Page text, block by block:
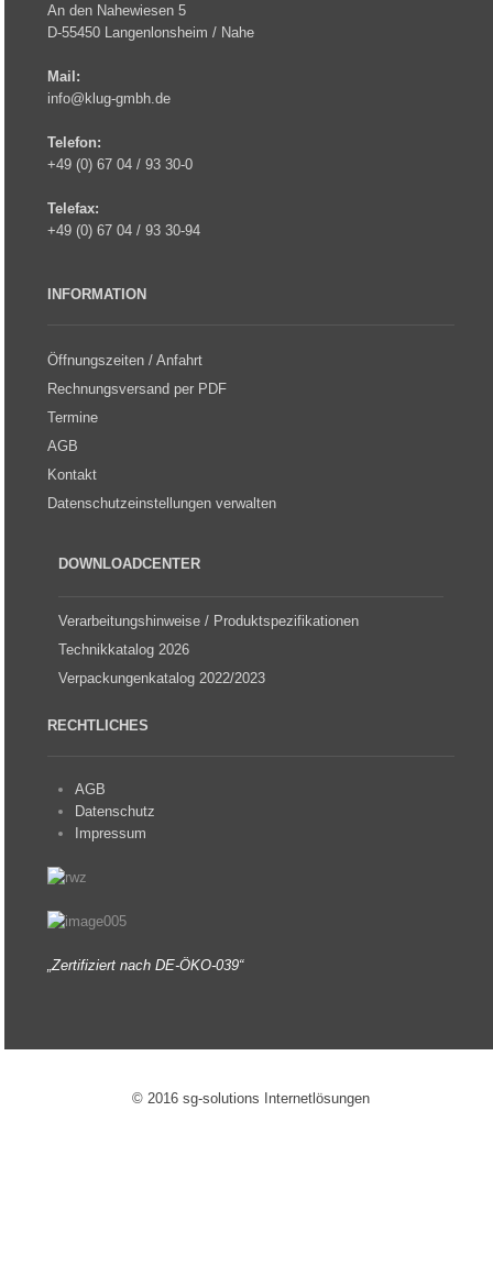
An den Nahewiesen 5
D-55450 Langenlonsheim / Nahe
Mail:
info@klug-gmbh.de
Telefon:
+49 (0) 67 04 / 93 30-0
Telefax:
+49 (0) 67 04 / 93 30-94
INFORMATION
Öffnungszeiten / Anfahrt
Rechnungsversand per PDF
Termine
AGB
Kontakt
Datenschutzeinstellungen verwalten
DOWNLOADCENTER
Verarbeitungshinweise / Produktspezifikationen
Technikkatalog 2026
Verpackungenkatalog 2022/2023
RECHTLICHES
AGB
Datenschutz
Impressum
„Zertifiziert nach DE-ÖKO-039“
© 2016 sg-solutions Internetlösungen